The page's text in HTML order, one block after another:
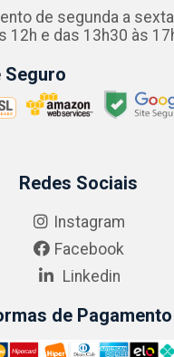
de segunda a
12h e das 13h30 às
Seguro
Redes Sociais
Instagram
Facebook
Linkedin
de Pagamento